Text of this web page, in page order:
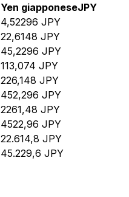
Yen giapponeseJPY
4,52296 JPY
22,6148 JPY
45,2296 JPY
113,074 JPY
226,148 JPY
452,296 JPY
2261,48 JPY
4522,96 JPY
22.614,8 JPY
45.229,6 JPY